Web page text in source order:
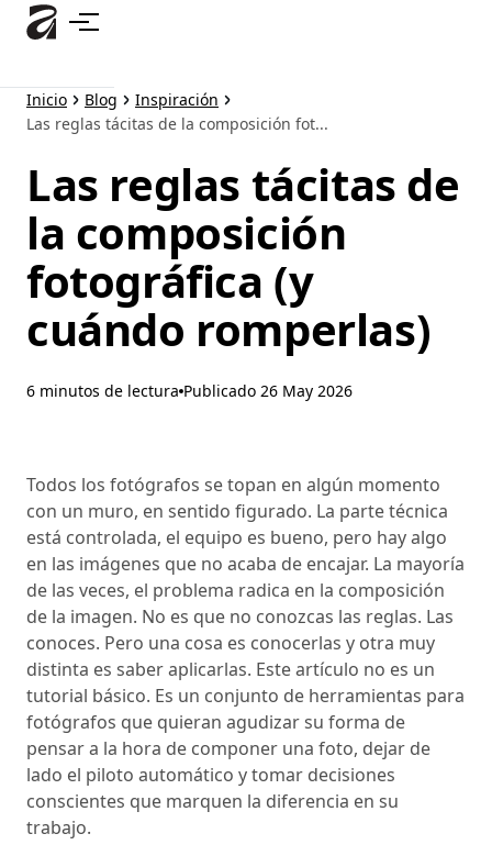
principal
Inicio Blog
Inspiración
Las reglas tácitas de la composición fot...
Las reglas tácitas de
la composición
fotográfica (y
cuándo romperlas)
6 minutos de lectura Publicado 26 May 2026
Todos los fotógrafos se topan en algún momento
con un muro, en sentido figurado. La parte técnica
está controlada, el equipo es bueno, pero hay algo
en las imágenes que no acaba de encajar. La mayoría
de las veces, el problema radica en la composición
de la imagen. No es que no conozcas las reglas. Las
conoces. Pero una cosa es conocerlas y otra muy
distinta es saber aplicarlas. Este artículo no es un
tutorial básico. Es un conjunto de herramientas para
fotógrafos que quieran agudizar su forma de
pensar a la hora de componer una foto, dejar de
lado el piloto automático y tomar decisiones
conscientes que marquen la diferencia en su
trabajo.